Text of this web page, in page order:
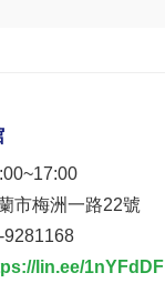
市梅洲一路22號
9281168
lin.ee/1nYFdDF